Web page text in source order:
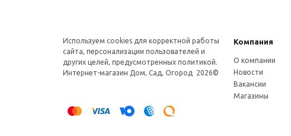
Используем cookies для корректной работы
сайта, персонализации пользователей и
других целей, предусмотренных политикой.
Интернет-магазин Дом, Сад, Огород 2026©
Компания
О компании
Новости
Вакансии
Магазины